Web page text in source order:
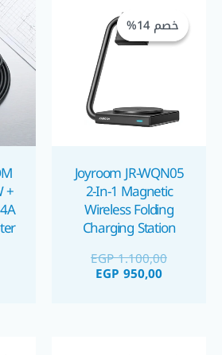
خصم 14%
خصم 14%
Joyroom JR-WQN05
2-In-1 Magnetic
Wireless Folding
Charging Station
For iPhone / iWatch
محطة شحن ويرلس
EGP1.100,00
EGP 1.100,00.
EGP 950,00
EGP 950,00.
+